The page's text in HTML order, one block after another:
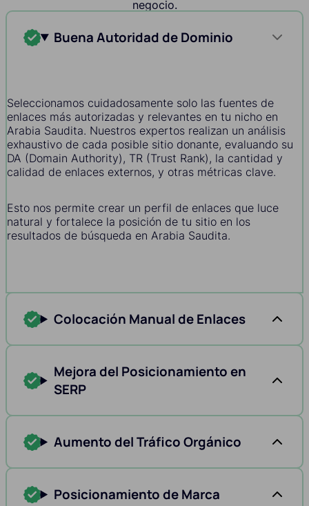
negocio.
Buena Autoridad de Dominio
Seleccionamos cuidadosamente solo las fuentes de
enlaces más autorizadas y relevantes en tu nicho en
Arabia Saudita. Nuestros expertos realizan un análisis
exhaustivo de cada posible sitio donante, evaluando su
DA (Domain Authority), TR (Trust Rank), la cantidad y
calidad de enlaces externos, y otras métricas clave.
Esto nos permite crear un perfil de enlaces que luce
natural y fortalece la posición de tu sitio en los
resultados de búsqueda en Arabia Saudita.
Colocación Manual de Enlaces
Mejora del Posicionamiento en
SERP
Aumento del Tráfico Orgánico
Posicionamiento de Marca